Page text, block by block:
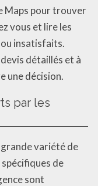
Maps pour trouver
vous et lire les
insatisfaits.
détaillés et à
une décision.
par les
variété de
de
sont